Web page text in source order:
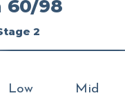
60/98
2
Low
Mid